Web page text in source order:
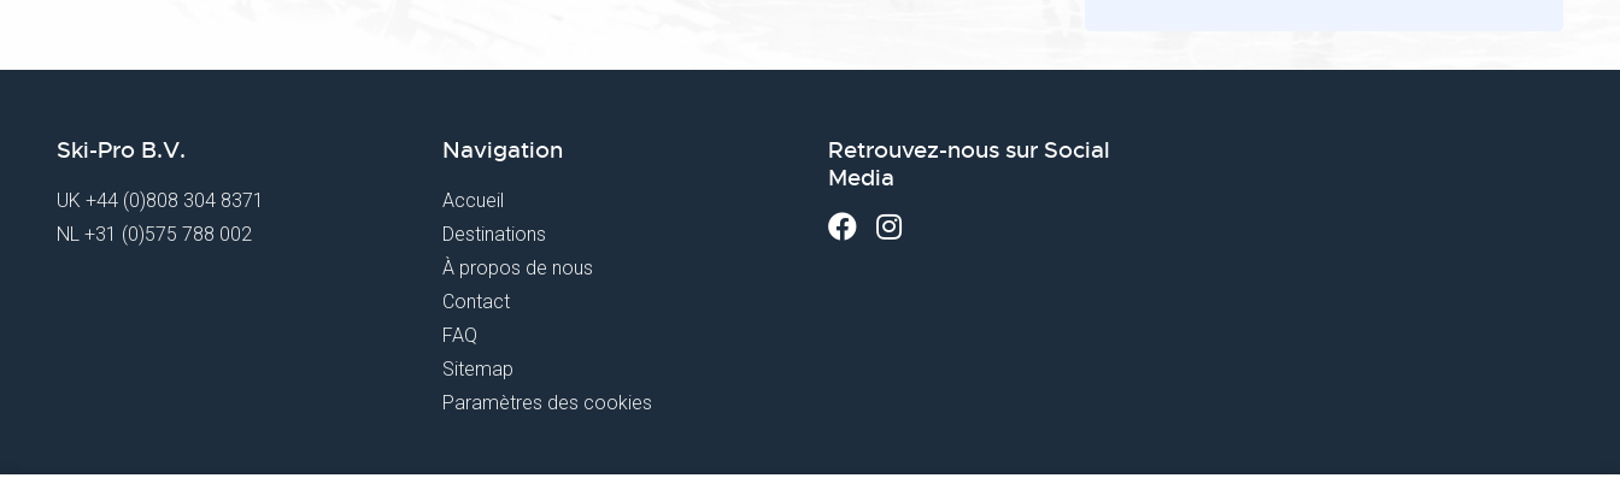
Ski-Pro B.V.
UK +44 (0)808 304 8371
NL +31 (0)575 788 002
Navigation
Accueil
Destinations
À propos de nous
Contact
FAQ
Sitemap
Paramètres des cookies
Retrouvez-nous sur Social
Media